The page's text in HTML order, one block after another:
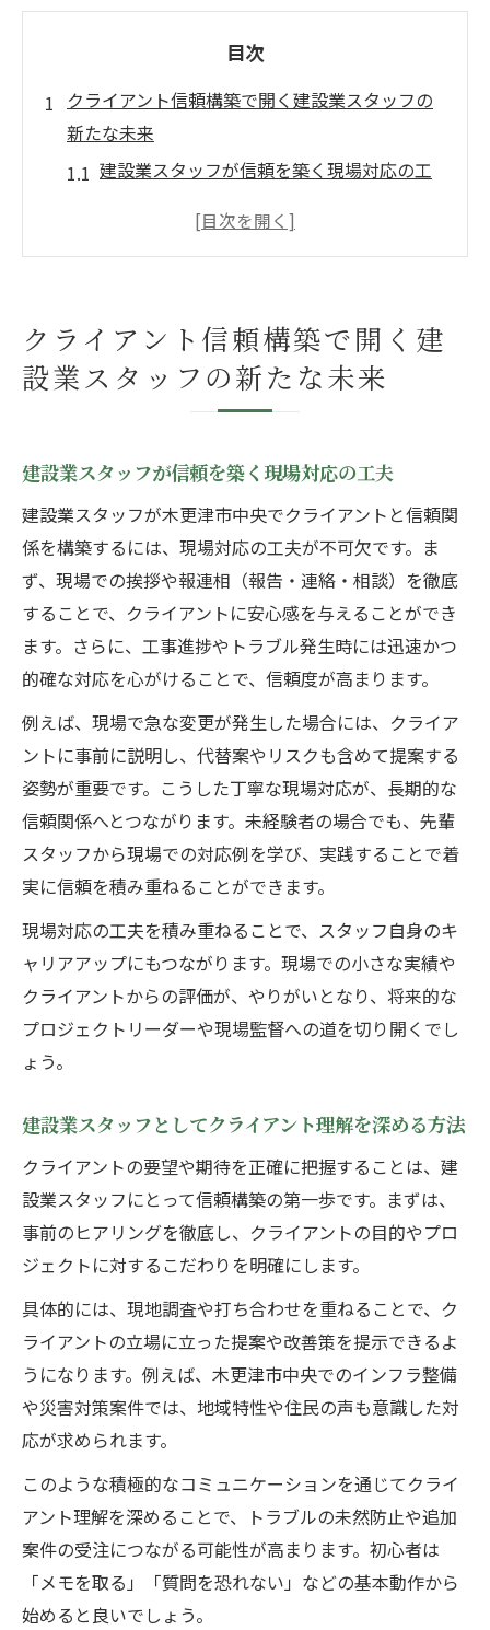
目次
クライアント信頼構築で開く建設業スタッフの
新たな未来
建設業スタッフが信頼を築く現場対応の工
建設業スタッフとしてクライアント理解を
建設業スタッフが避けたいリスク管理のポ
イント
帝国データバンク情報を活用する信頼強化
木更津市中央で実感する建設業スタッフのやり
がい
建設業スタッフが地域貢献で味わうやりが
い
施工現場で感じる建設業スタッフの成長実
感
は
建設業スタッフが現場で信頼を得る働き方
建設業スタッフのやりがいと安定企業選び
信頼を重ねる建設現場で安定キャリアを築く方
法
信頼重視で建設業スタッフが選ぶ転職先
建設業スタッフの安定キャリア戦略を解説
中央建設求人情報で見る働き方の特徴
割とは
建設業スタッフに期待される地域の担い手
像
建設業スタッフが果たす社会貢献の具体例
現場で活きる建設業スタッフの役割と責任
建設業スタッフが信頼を集める理由を解説
建設業スタッフと地域発展の密接な関係
キャリアアップ狙うなら欠かせないクライアン
ト対応力
建設業スタッフが磨くべきクライアント対
応力
キャリアアップに直結するスタッフの信頼
構築
建設業スタッフの強みを活かす対応術とは
クライアント信頼構築で開く建
設業スタッフの新たな未来
建設業スタッフが信頼を築く現場対応の工夫
建設業スタッフが木更津市中央でクライアントと信頼関
係を構築するには、現場対応の工夫が不可欠です。ま
ず、現場での挨拶や報連相（報告・連絡・相談）を徹底
することで、クライアントに安心感を与えることができ
ます。さらに、工事進捗やトラブル発生時には迅速かつ
的確な対応を心がけることで、信頼度が高まります。
例えば、現場で急な変更が発生した場合には、クライア
ントに事前に説明し、代替案やリスクも含めて提案する
姿勢が重要です。こうした丁寧な現場対応が、長期的な
信頼関係へとつながります。未経験者の場合でも、先輩
スタッフから現場での対応例を学び、実践することで着
実に信頼を積み重ねることができます。
現場対応の工夫を積み重ねることで、スタッフ自身のキ
ャリアアップにもつながります。現場での小さな実績や
クライアントからの評価が、やりがいとなり、将来的な
プロジェクトリーダーや現場監督への道を切り開くでし
ょう。
建設業スタッフとしてクライアント理解を深める方法
クライアントの要望や期待を正確に把握することは、建
設業スタッフにとって信頼構築の第一歩です。まずは、
事前のヒアリングを徹底し、クライアントの目的やプロ
ジェクトに対するこだわりを明確にします。
具体的には、現地調査や打ち合わせを重ねることで、ク
ライアントの立場に立った提案や改善策を提示できるよ
うになります。例えば、木更津市中央でのインフラ整備
や災害対策案件では、地域特性や住民の声も意識した対
応が求められます。
このような積極的なコミュニケーションを通じてクライ
アント理解を深めることで、トラブルの未然防止や追加
案件の受注につながる可能性が高まります。初心者は
「メモを取る」「質問を恐れない」などの基本動作から
始めると良いでしょう。